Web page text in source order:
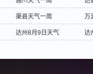
渠县天气一周 万
达州8月9日天气 达